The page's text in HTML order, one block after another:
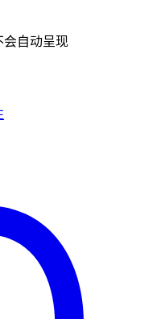
会自动呈现